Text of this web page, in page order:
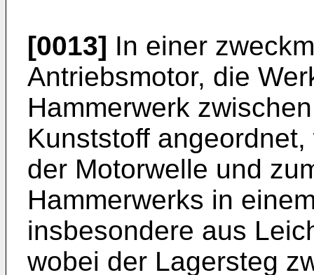
[0013] In einer
Antriebsmotor, die
Hammerwerk
Kunststoff
der Motorwelle und
Hammerwerks in
insbesondere aus
wobei der Lagersteg